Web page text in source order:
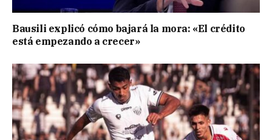
Bausili explicó cómo bajará la mora: «El crédito
está empezando a crecer»